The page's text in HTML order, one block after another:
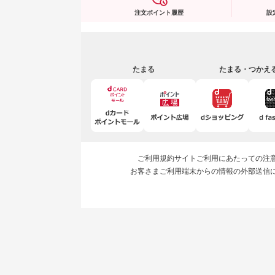
注文ポイント履歴 設
たまる たまる・つかえ
ご利用規約サイトご利用にあたっての注
お客さまご利用端末からの情報の外部送信